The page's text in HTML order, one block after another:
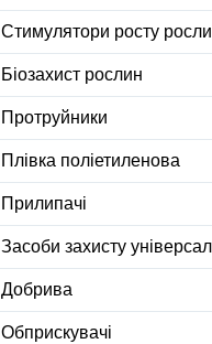
Стимулятори росту
Біозахист рослин
Протруйники
Плівка поліетиленова
Прилипачі
Засоби захисту
Добрива
Обприскувачі